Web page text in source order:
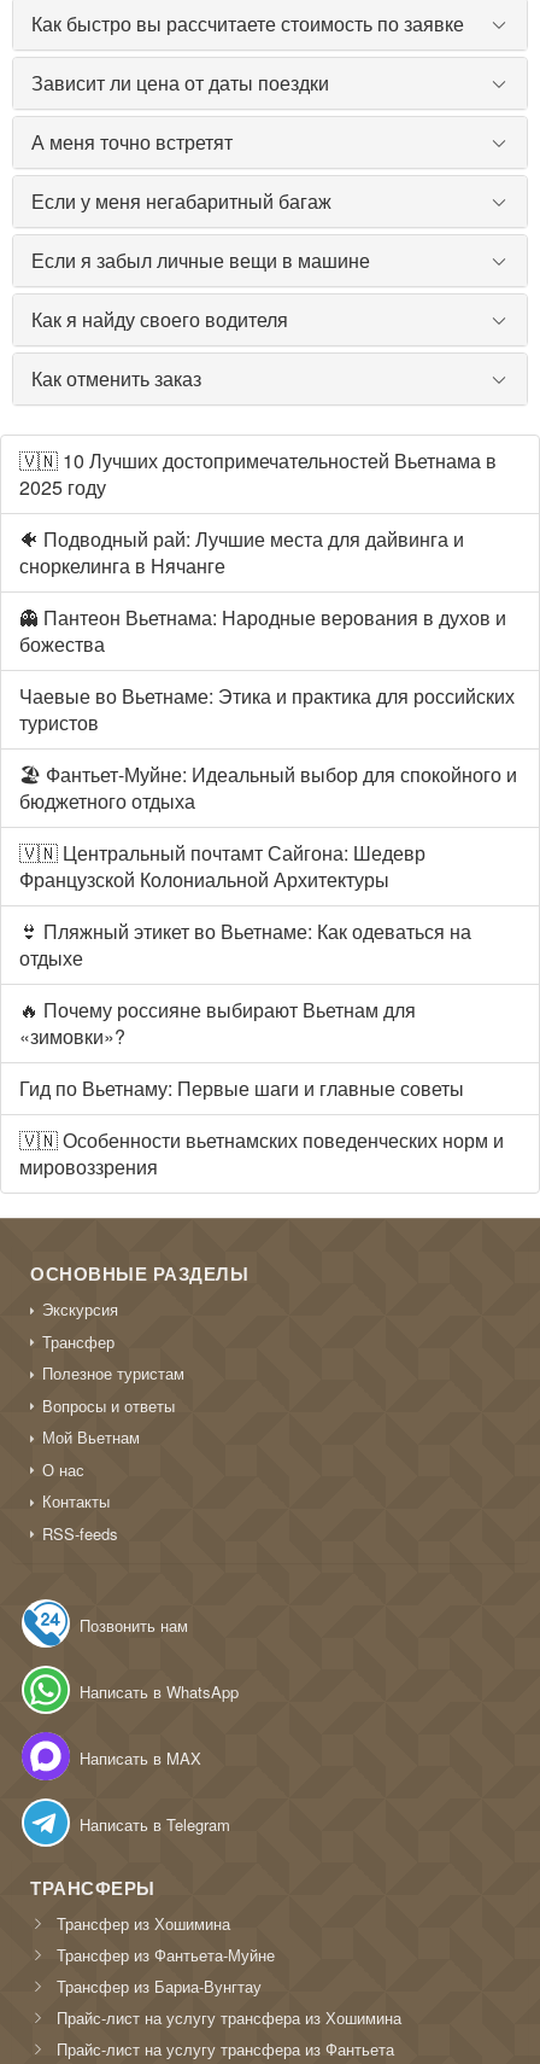
Как быстро вы рассчитаете стоимость по заявке
Зависит ли цена от даты поездки
А меня точно встретят
Если у меня негабаритный багаж
Если я забыл личные вещи в машине
Как я найду своего водителя
Как отменить заказ
🇻🇳 10 Лучших достопримечательностей Вьетнама в
2025 году
🐠 Подводный рай: Лучшие места для дайвинга и
сноркелинга в Нячанге
👻 Пантеон Вьетнама: Народные верования в духов и
божества
Чаевые во Вьетнаме: Этика и практика для российских
туристов
🏖️ Фантьет-Муйне: Идеальный выбор для спокойного и
бюджетного отдыха
🇻🇳 Центральный почтамт Сайгона: Шедевр
Французской Колониальной Архитектуры
👙 Пляжный этикет во Вьетнаме: Как одеваться на
отдыхе
🔥 Почему россияне выбирают Вьетнам для
«зимовки»?
Гид по Вьетнаму: Первые шаги и главные советы
🇻🇳 Особенности вьетнамских поведенческих норм и
мировоззрения
ОСНОВНЫЕ РАЗДЕЛЫ
Экскурсия
Трансфер
Полезное туристам
Вопросы и ответы
Мой Вьетнам
О нас
Контакты
RSS-feeds
Позвонить нам
Написать в WhatsApp
Написать в MAX
Написать в Telegram
ТРАНСФЕРЫ
Трансфер из Хошимина
Трансфер из Фантьета-Муйне
Трансфер из Бариа-Вунгтау
Прайс-лист на услугу трансфера из Хошимина
Прайс-лист на услугу трансфера из Фантьета